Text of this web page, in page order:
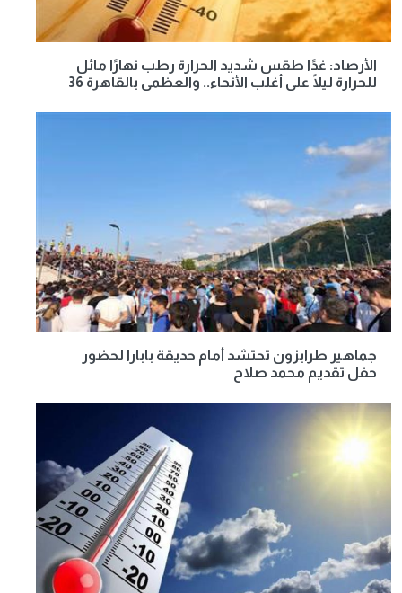
الأرصاد: غدًا طقس شديد الحرارة رطب نهارًا مائل
للحرارة ليلًا على أغلب الأنحاء.. والعظمى بالقاهرة 36
جماهير طرابزون تحتشد أمام حديقة بابارا لحضور
حفل تقديم محمد صلاح